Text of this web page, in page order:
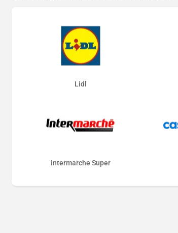
Lidl
Intermarche Super